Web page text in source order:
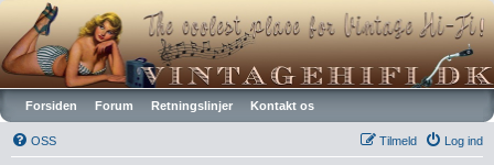
Vintagehifi.dk
Forsiden Forum Retningslinjer Kontakt os
OSS Log ind
Tilmeld